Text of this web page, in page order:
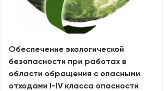
Обеспечение экологической
безопасности при работах в
области обращения с опасными
отходами I-IV класса опасности